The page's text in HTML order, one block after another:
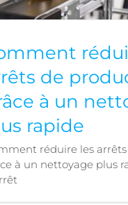
réduire les arrêts
de
à un
rapide
réduire les
à un nettoyage plus